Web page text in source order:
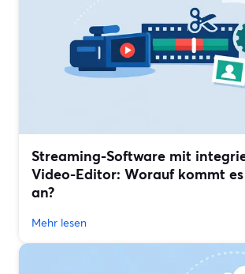
Streaming-Software mit
Video-Editor: Worauf kommt
an?
Mehr lesen